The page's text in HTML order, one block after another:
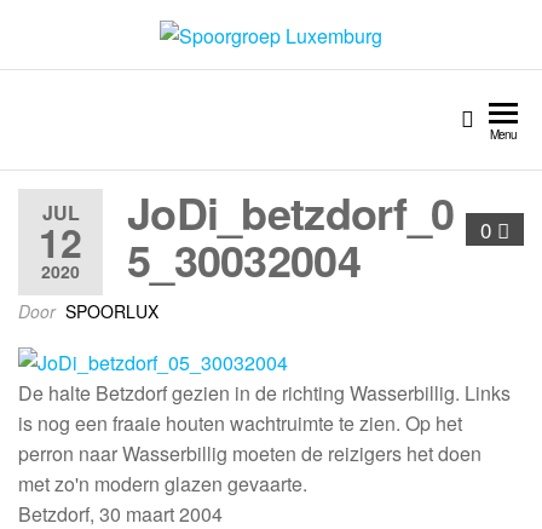
Spoorgroep Luxemburg
Menu
JUL
12
2020
0
JoDi_betzdorf_0
5_30032004
Door SPOORLUX
De halte Betzdorf gezien in de richting Wasserbillig. Links
is nog een fraaie houten wachtruimte te zien. Op het
perron naar Wasserbillig moeten de reizigers het doen
met zo'n modern glazen gevaarte.
Betzdorf, 30 maart 2004